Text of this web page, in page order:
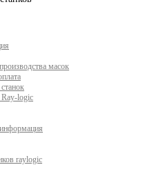
масок
logic
raylogic